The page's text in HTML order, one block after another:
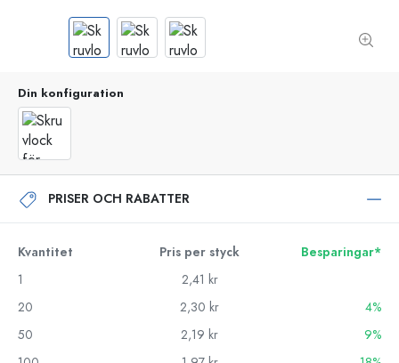
Din konfiguration
PRISER OCH RABATTER
Kvantitet Pris per styck
Besparingar*
1
2,41 kr
20
2,30 kr
4%
50
2,19 kr
9%